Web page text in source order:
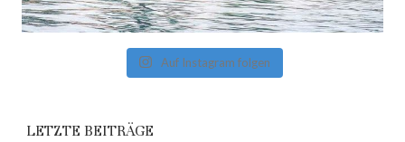
Auf Instagram folgen
LETZTE BEITRÄGE